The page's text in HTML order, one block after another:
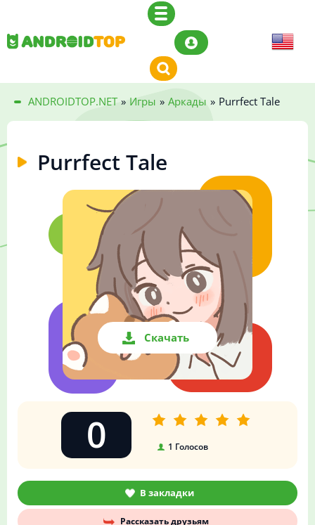
ANDROIDTOP.NET » Игры » Аркады » Purrfect Tale
Purrfect Tale
Скачать
0 1 Голосов
В закладки
Рассказать друзьям